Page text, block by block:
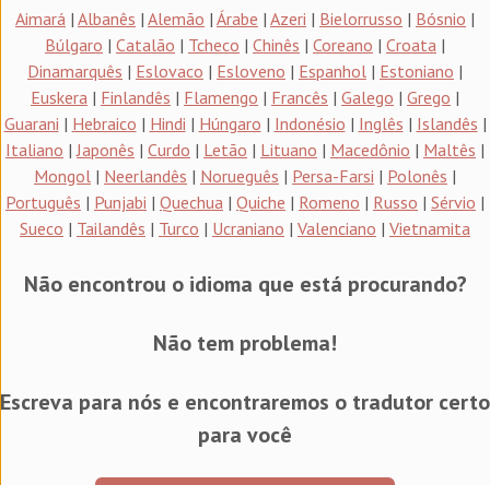
Aimará | Albanês | Alemão | Árabe | Azeri | Bielorrusso | Bósnio |
Búlgaro | Catalão | Tcheco | Chinês | Coreano | Croata |
Dinamarquês | Eslovaco | Esloveno | Espanhol | Estoniano |
Euskera | Finlandês | Flamengo | Francês | Galego | Grego |
Guarani | Hebraico | Hindi | Húngaro | Indonésio | Inglês | Islandês |
Italiano |Japonês | Curdo | Letão | Lituano | Macedônio | Maltês |
Mongol | Neerlandês | Norueguês | Persa-Farsi | Polonês |
Português | Punjabi | Quechua | Quiche | Romeno | Russo | Sérvio |
Sueco | Tailandês | Turco | Ucraniano | Valenciano | Vietnamita
Não encontrou o idioma que está procurando?
Não tem problema!
Escreva para nós e encontraremos o tradutor certo
para você